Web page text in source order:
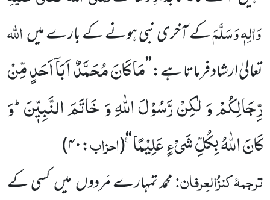
وَاٰلِہٖ وَسَلَّمَکے آخری نبی ہونے کے بارےمیںاللہ
تعالیٰ ارشاد فرماتا ہے:’’مَا كَانَ مُحَمَّدٌ اَبَاۤ اَحَدٍ مِّنْ
رِّجَالِكُمْ وَ لٰكِنْ رَّسُوْلَ اللّٰهِ وَ خَاتَمَ النَّبِیّٖنَؕ-وَ
كَانَ اللّٰهُ بِكُلِّ شَیْءٍ عَلِیْمًا۠‘‘
(احزاب:۴۰ )
ترجمۂکنزُالعِرفان:محمد تمہارے مَردوںمیںکسی کے